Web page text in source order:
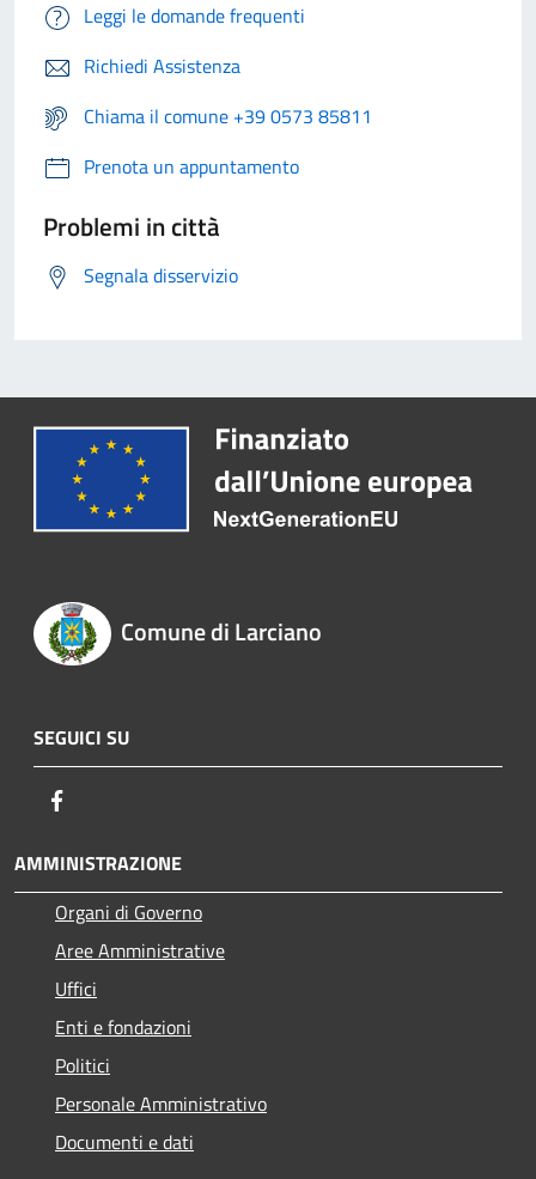
Leggi le domande frequenti
Richiedi Assistenza
Chiama il comune +39 0573 85811
Prenota un appuntamento
Problemi in città
Segnala disservizio
Comune di Larciano
SEGUICI SU
AMMINISTRAZIONE
Organi di Governo
Aree Amministrative
Uffici
Enti e fondazioni
Politici
Personale Amministrativo
Documenti e dati